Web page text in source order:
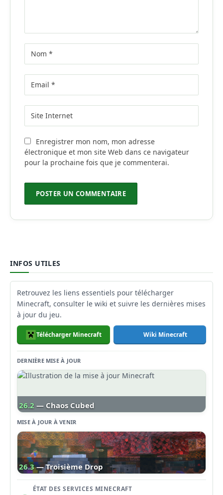
Enregistrer mon nom, mon adresse
électronique et mon site Web dans ce navigateur
pour la prochaine fois que je commenterai.
INFOS UTILES
Retrouvez les liens essentiels pour télécharger
Minecraft, consulter le wiki et suivre les dernières mises
à jour du jeu.
Télécharger Minecraft Wiki Minecraft
DERNIÈRE MISE À JOUR
26.2 — Chaos Cubed
MISE À JOUR À VENIR
26.3 — Troisième Drop
ÉTAT DES SERVICES MINECRAFT